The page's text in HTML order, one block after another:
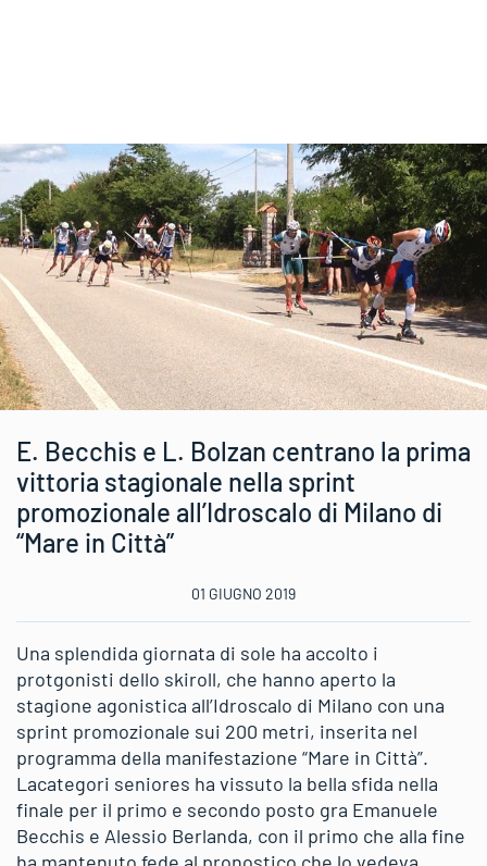
E. Becchis e L. Bolzan centrano la prima
vittoria stagionale nella sprint
promozionale all’Idroscalo di Milano di
“Mare in Città”
01 GIUGNO 2019
Una splendida giornata di sole ha accolto i
protgonisti dello skiroll, che hanno aperto la
stagione agonistica all’Idroscalo di Milano con una
sprint promozionale sui 200 metri, inserita nel
programma della manifestazione “Mare in Città”.
Lacategori seniores ha vissuto la bella sfida nella
finale per il primo e secondo posto gra Emanuele
Becchis e Alessio Berlanda, con il primo che alla fine